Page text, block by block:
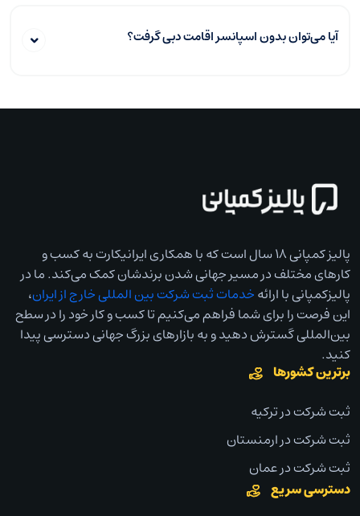
آیا می‌توان بدون اسپانسر اقامت دبی گرفت؟
پالیز کمپانی ۱۸ سال است که با همکاری ایرانیکارت به کسب و
کارهای مختلف در مسیر جهانی شدن برندشان کمک می‌کند. ما در
پالیزکمپانی با ارائهخدمات ثبت شرکت بین المللی خارج از ایران،
این فرصت را برای شما فراهم می‌کنیم تا کسب و کار خود را در سطح
بین‌المللی گسترش دهید و به بازارهای بزرگ جهانی دسترسی پیدا
کنید.
برترین کشورها
ثبت شرکت در ترکیه
ثبت شرکت در ارمنستان
ثبت شرکت در عمان
دسترسی سریع